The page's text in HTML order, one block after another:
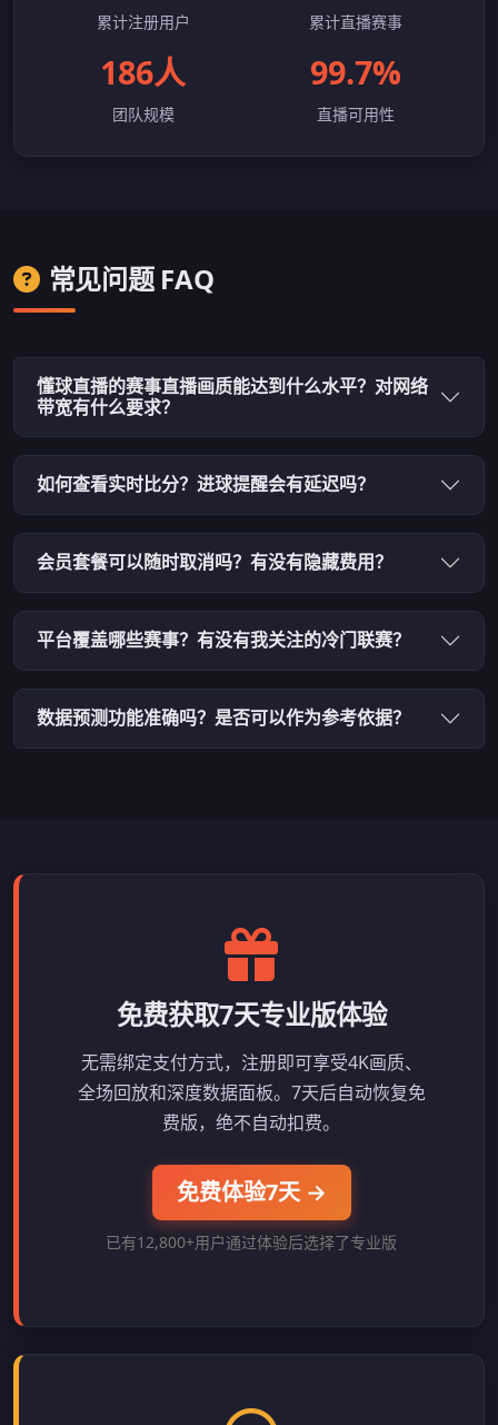
累计注册用户 累计直播赛事
186人
团队规模
99.7%
直播可用性
常见问题 FAQ
懂球直播的赛事直播画质能达到什么水平？对网络
带宽有什么要求？
如何查看实时比分？进球提醒会有延迟吗？
会员套餐可以随时取消吗？有没有隐藏费用？
平台覆盖哪些赛事？有没有我关注的冷门联赛？
数据预测功能准确吗？是否可以作为参考依据？
免费获取7天专业版体验
无需绑定支付方式，注册即可享受4K画质、
全场回放和深度数据面板。7天后自动恢复免
费版，绝不自动扣费。
免费体验7天 →
已有12,800+用户通过体验后选择了专业版